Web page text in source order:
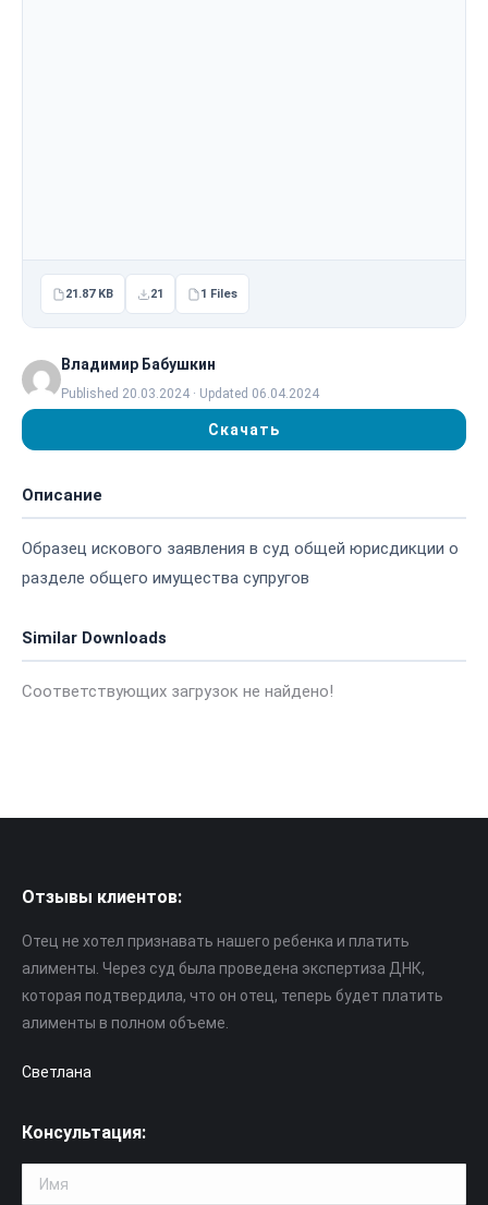
21.87 KB 21 1 Files
Владимир Бабушкин
Published 20.03.2024 · Updated 06.04.2024
Скачать
Описание
Образец искового заявления в суд общей юрисдикции о
разделе общего имущества супругов
Similar Downloads
Соответствующих загрузок не найдено!
Отзывы клиентов:
Отец не хотел признавать нашего ребенка и платить
алименты. Через суд была проведена экспертиза ДНК,
которая подтвердила, что он отец, теперь будет платить
алименты в полном объеме.
Светлана
Консультация: